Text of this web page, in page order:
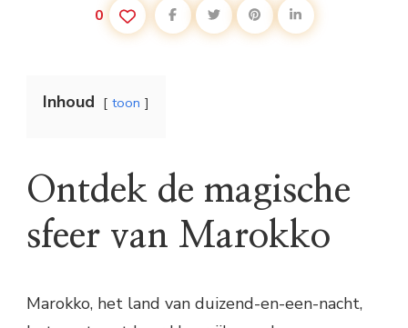
0
Inhoud toon
Ontdek de magische
sfeer van Marokko
Marokko, het land van duizend-en-een-nacht,